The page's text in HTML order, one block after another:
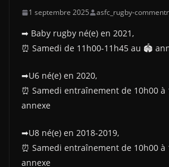
1 septembre 2025 asfc_rugby-
➡ Baby rugby né(e) en 2021,
⏰ Samedi de 11h00-11h45 au 🏟
➡U6 né(e) en 2020,
⏰ Samedi entraînement de 10h00
annexe
➡U8 né(e) en 2018-2019,
⏰ Samedi entraînement de 10h00
annexe